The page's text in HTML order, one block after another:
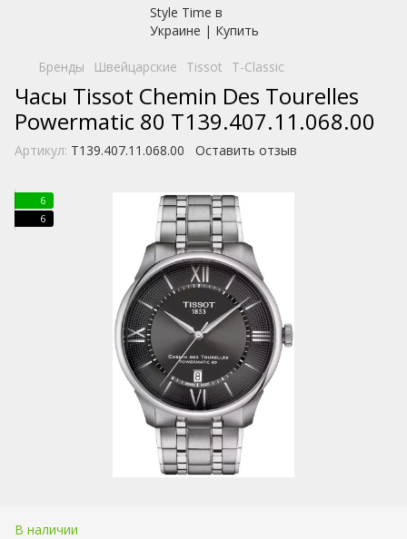
Бренды Швейцарские Tissot T-Classic
Часы Tissot Chemin Des Tourelles
Powermatic 80 T139.407.11.068.00
Артикул: T139.407.11.068.00 Оставить отзыв
6
6
В наличии